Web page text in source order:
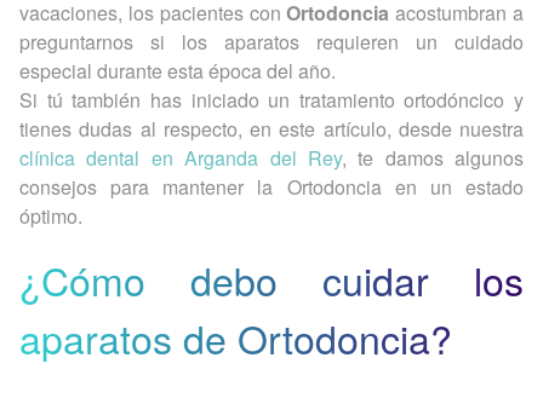
vacaciones, los pacientes conOrtodoncia acostumbran a
preguntarnos si los aparatos requieren un cuidado
especial durante esta época del año.
Si tú también has iniciado un tratamiento ortodóncico y
tienes dudas al respecto, en este artículo, desde nuestra
clínica dental en Arganda del Rey, te damos algunos
consejos para mantener la Ortodoncia en un estado
óptimo.
¿Cómo debo cuidar los
aparatos de Ortodoncia?